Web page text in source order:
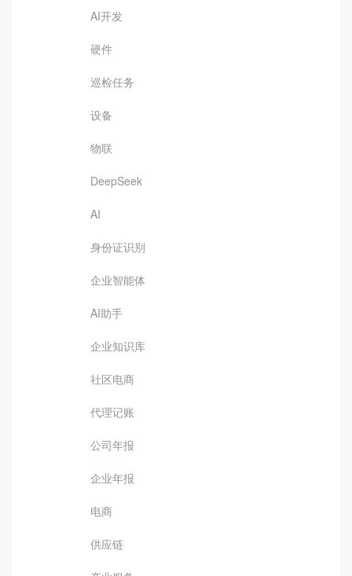
AI开发
硬件
巡检任务
设备
物联
DeepSeek
AI
身份证识别
企业智能体
AI助手
企业知识库
社区电商
代理记账
公司年报
企业年报
电商
供应链